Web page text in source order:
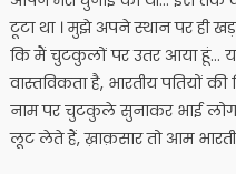
टूटा था । मुझे अपने स्थान पर ही
कि मैं चुटकुलों पर उतर आया हूं…
वास्तविकता है, भारतीय पतियों
नाम पर चुटकुले सुनाकर भाई
लूट लेते हैं, ख़ाक़सार तो आम